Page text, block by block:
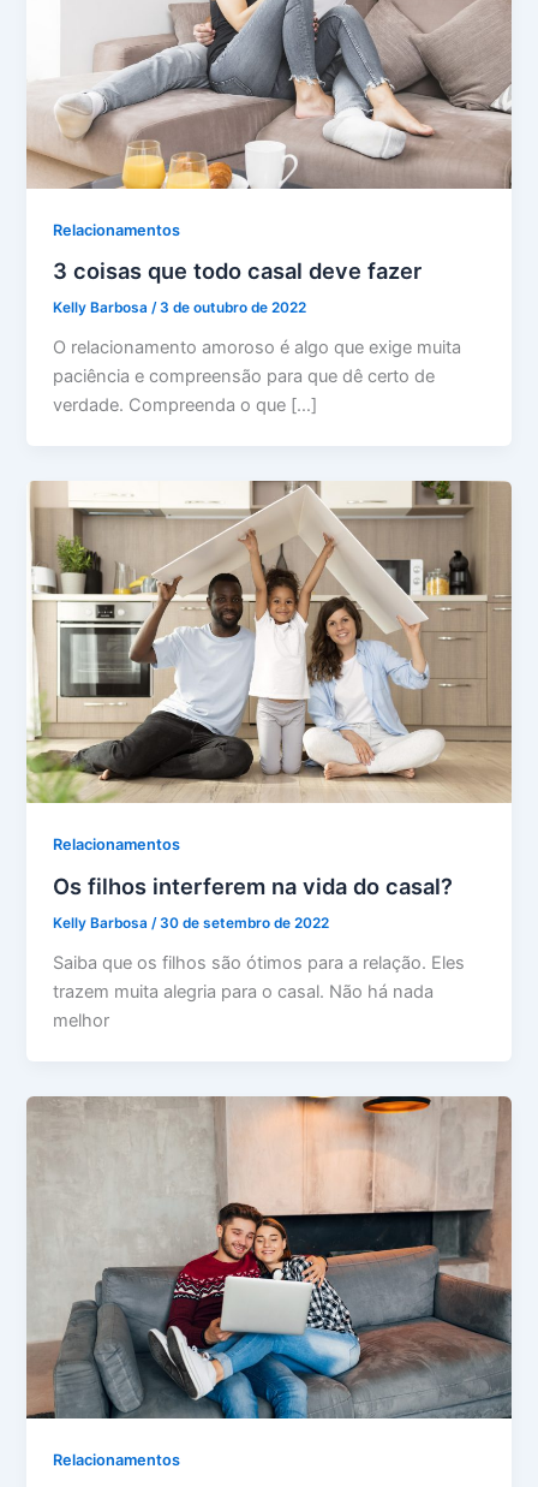
Relacionamentos
3 coisas que todo casal deve fazer
Kelly Barbosa/3 de outubro de 2022
O relacionamento amoroso é algo que exige muita
paciência e compreensão para que dê certo de
verdade. Compreenda o que […]
Relacionamentos
Os filhos interferem na vida do casal?
Kelly Barbosa/30 de setembro de 2022
Saiba que os filhos são ótimos para a relação. Eles
trazem muita alegria para o casal. Não há nada
melhor
Relacionamentos